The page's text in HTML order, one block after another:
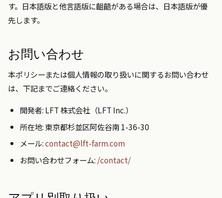
す。日本語版と他言語版に齟齬がある場合は、日本語版が優
先します。
お問い合わせ
本ポリシーまたは個人情報の取り扱いに関するお問い合わせ
は、下記までご連絡ください。
開発者: LFT 株式会社（LFT Inc.）
所在地: 東京都杉並区阿佐谷南 1-36-30
メール:contact@lft-farm.com
お問い合わせフォーム: /contact/